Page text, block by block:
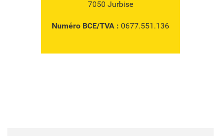
7050 Jurbise
Numéro BCE/TVA : 0677.551.136